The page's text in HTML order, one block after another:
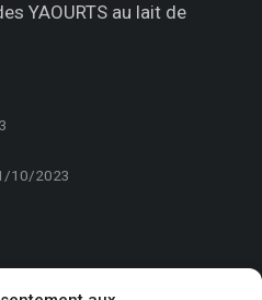
YAOURTS au lait de
10/2023